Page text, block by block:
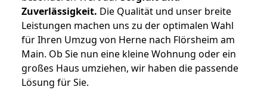
Zuverlässigkeit. Die Qualität und unser breite
Leistungen machen uns zu der optimalen Wahl
für Ihren Umzug von Herne nach Flörsheim am
Main. Ob Sie nun eine kleine Wohnung oder ein
großes Haus umziehen, wir haben die passende
Lösung für Sie.